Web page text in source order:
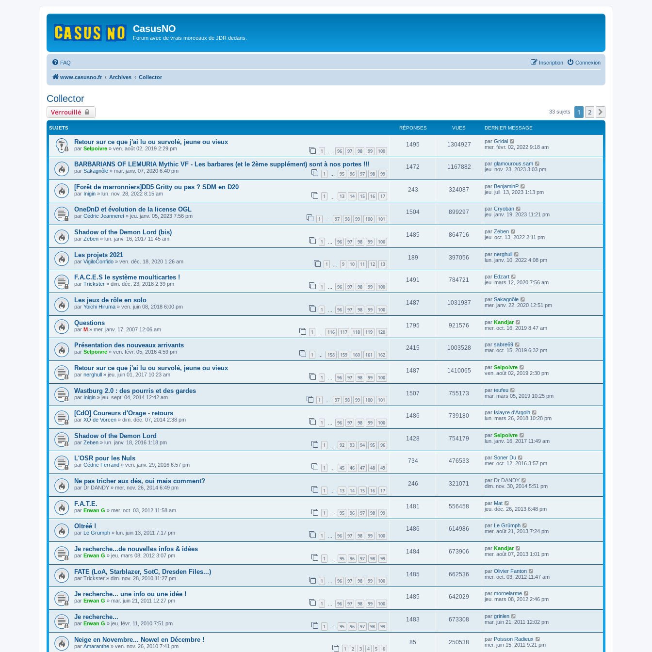
CasusNO
Forum avec de vrais morceaux de JDR dedans.
FAQ Connexion
Inscription
www.casusno.fr Archives Collector
Collector
Verrouillé 33 sujets 1 2
SUJETS RÉPONSES VUES DERNIER MESSAGE
Retour sur ce que j'ai lu ou survolé, jeune ou vieux
par Selpoivre » ven. août 02, 2019 2:29 pm 1 96 97 98 99 100
1495 1304927 par Gridal
mer. févr. 02, 2022 9:18 am
BARBARIANS OF LEMURIA Mythic VF - Les barbares (et le 2ème supplément) sont à nos portes !!!
par Sakagnôle » mar. janv. 07, 2020 6:40 pm 1 … 95 96 97 98 99
1472 1167882 par glamourous.sam
jeu. nov. 23, 2023 3:03 pm
[Forêt de marronniers]DD5 Gritty ou pas ? SDM en D20
par Inigin » lun. nov. 28, 2022 8:15 am 1 13 14 15 16 17
243 324087 par BenjaminP
jeu. juil. 13, 2023 1:13 pm
OneDnD et évolution de la license OGL
par Cédric Jeanneret » jeu. janv. 05, 2023 7:56 pm 1 97 98 99 100 101
1504 899297 par Cryoban
jeu. janv. 19, 2023 11:21 pm
Shadow of the Demon Lord (bis)
par Zeben » lun. janv. 16, 2017 11:45 am 1 … 96 97 98 99 100
1485 864716 par Zeben
jeu. oct. 13, 2022 2:11 pm
Les projets 2021
par VigiloConfido » ven. déc. 18, 2020 1:26 am 1 9 10 11 12 13
189 397056 par nerghull
lun. janv. 10, 2022 4:08 pm
F.A.C.E.S le système moulticartes !
par Trickster » dim. déc. 23, 2018 2:39 pm 1 … 96 97 98 99 100
1491 784721 par Edzart
jeu. mars 12, 2020 7:56 am
Les jeux de rôle en solo
par Yoichi Hiruma » ven. juin 08, 2018 6:00 pm 1 … 96 97 98 99 100
1487 1031987 par Sakagnôle
mer. janv. 22, 2020 12:51 pm
Questions
par M » mer. janv. 17, 2007 12:06 am 1 116 117 118 119 120
1795 921576 par Kandjar
mer. oct. 16, 2019 8:47 am
Présentation des nouveaux arrivants
par Selpoivre » ven. févr. 05, 2016 4:59 pm 1 … 158 159 160 161 162
2415 1003528 par sabre69
mar. oct. 15, 2019 6:32 pm
Retour sur ce que j'ai lu ou survolé, jeune ou vieux
par nerghull » jeu. juin 01, 2017 10:23 am 1 … 96 97 98 99 100
1487 1410065 par Selpoivre
ven. août 02, 2019 2:30 pm
Wastburg 2.0 : des pourris et des gardes
par Inigin » jeu. sept. 04, 2014 12:42 am 1 97 98 99 100 101
1507 755173 par teufeu
mar. mars 05, 2019 10:25 pm
[CdO] Coureurs d'Orage - retours
par XO de Vorcen » dim. déc. 07, 2014 2:38 pm 1 … 96 97 98 99 100
1486 739180 par Islayre d'Argolh
lun. mars 26, 2018 10:28 pm
Shadow of the Demon Lord
par Zeben » lun. janv. 18, 2016 1:18 pm 1 92 93 94 95 96
1428 754179 par Selpoivre
lun. janv. 16, 2017 11:49 am
L'OSR pour les Nuls
par Cédric Ferrand » ven. janv. 29, 2016 6:57 pm 1 45 46 47 48 49
734 476533 par Soner Du
mer. oct. 12, 2016 3:57 pm
Ne pas tricher aux dés, oui mais comment?
par Dr DANDY » mer. nov. 26, 2014 6:49 pm 1 … 13 14 15 16 17
246 321071 par Dr DANDY
dim. nov. 30, 2014 5:51 pm
F.A.T.E.
par Erwan G » mer. oct. 03, 2012 11:58 am 1 95 96 97 98 99
1481 556458 par Mat
jeu. déc. 26, 2013 6:48 pm
Oltréé !
par Le Grümph » lun. juin 13, 2011 7:17 pm 1 … 96 97 98 99 100
1486 614986 par
Le Grümph
mer. août 21, 2013 7:24 pm
Je recherche...de nouvelles infos & idées
par Erwan G » jeu. mars 08, 2012 3:07 pm 1 … 95 96 97 98 99
1484 673906 par Kandjar
mer. août 07, 2013 1:01 pm
FATE (LoA, Starblazer, SotC, Dresden Files...)
par Trickster » dim. nov. 28, 2010 11:27 pm 1 96 97 98 99 100
1485 662536 par Olivier Fanton
mer. oct. 03, 2012 11:47 am
Je recherche... une info ou une idée !
par Erwan G » mar. juin 21, 2011 12:27 pm 1 … 96 97 98 99 100
1485 642029 par mornelarme
jeu. mars 08, 2012 2:46 pm
Je recherche...
par Erwan G » jeu. févr. 11, 2010 7:51 pm 1 … 95 96 97 98 99
1483 673308 par grinlen
mar. juin 21, 2011 12:02 pm
Neige en Novembre... Nowel en Décembre !
par Amaranthe » ven. nov. 26, 2010 7:41 pm 1 2 3 4 5 6
85 250538 par Poisson Radieux
mer. juin 15, 2011 9:21 pm